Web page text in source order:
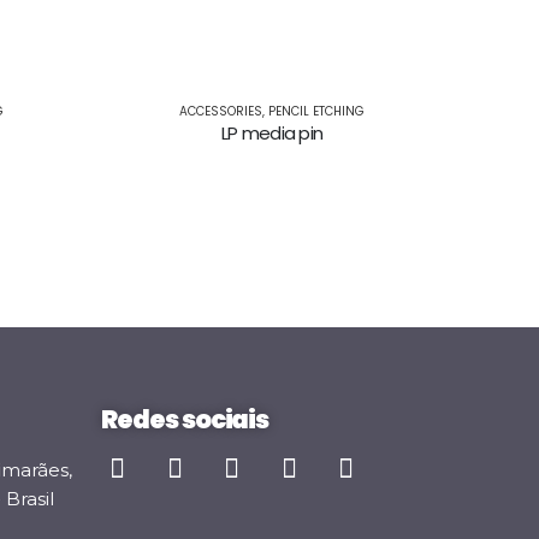
ACCESSORIES, PENCIL ETCHING
LP media pin
Redes sociais